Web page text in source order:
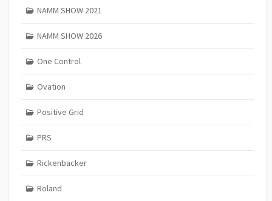
NAMM SHOW 2021
NAMM SHOW 2026
One Control
Ovation
Positive Grid
PRS
Rickenbacker
Roland